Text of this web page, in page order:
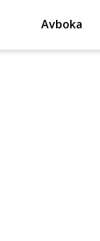
Avboka